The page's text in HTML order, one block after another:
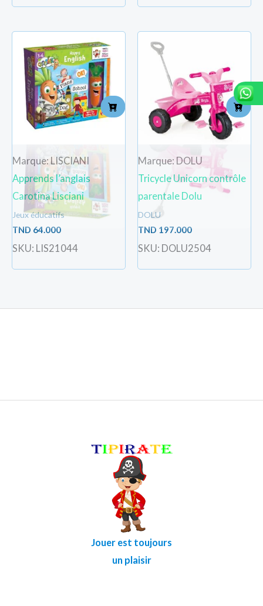
Marque: LISCIANI
Apprends l’anglais
Carotina Lisciani
Jeux éducatifs
TND 64.000
SKU: LIS21044
Marque: DOLU
Tricycle Unicorn contrôle
parentale Dolu
DOLU
TND 197.000
SKU: DOLU2504
Jouer est toujours
un plaisir